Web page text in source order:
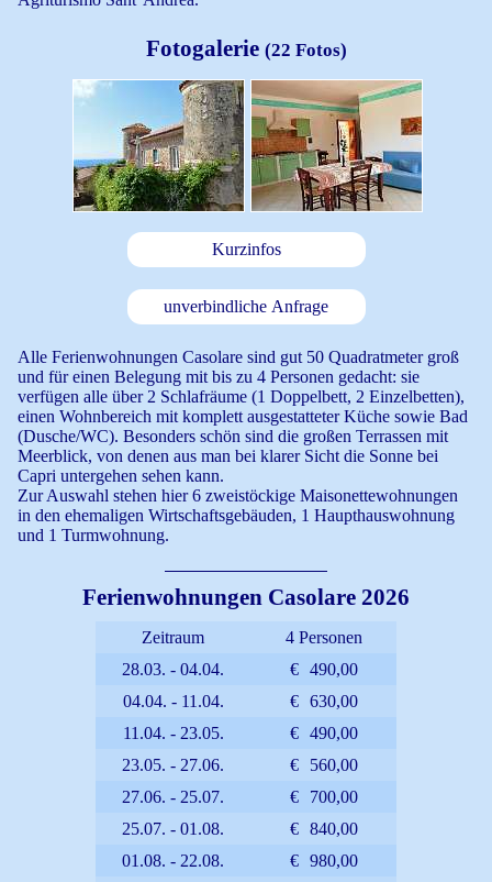
Fotogalerie (22 Fotos)
Kurzinfos
unverbindliche Anfrage
Alle Ferienwohnungen Casolare sind gut 50 Quadratmeter groß
und für einen Belegung mit bis zu 4 Personen gedacht: sie
verfügen alle über 2 Schlafräume (1 Doppelbett, 2 Einzelbetten),
einen Wohnbereich mit komplett ausgestatteter Küche sowie Bad
(Dusche/WC). Besonders schön sind die großen Terrassen mit
Meerblick, von denen aus man bei klarer Sicht die Sonne bei
Capri untergehen sehen kann.
Zur Auswahl stehen hier 6 zweistöckige Maisonettewohnungen
in den ehemaligen Wirtschaftsgebäuden, 1 Haupthauswohnung
und 1 Turmwohnung.
Ferienwohnungen Casolare 2026
Zeitraum
4 Personen
28.03. - 04.04.
€ 490,00
04.04. - 11.04.
€ 630,00
11.04. - 23.05.
€ 490,00
23.05. - 27.06.
€
560,00
27.06. - 25.07.
€
700,00
25.07. - 01.08.
€ 840,00
01.08. - 22.08.
€ 980,00